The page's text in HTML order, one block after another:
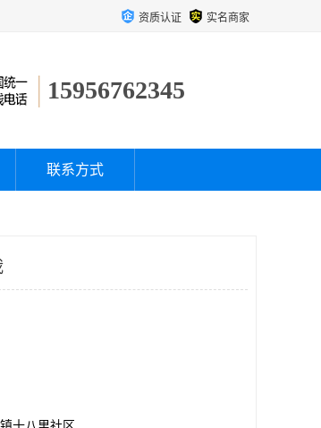
资质认证 实名商家
15956762345
联系方式